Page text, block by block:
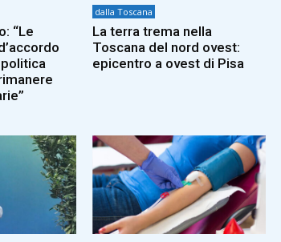
“Le
dalla Toscana
La terra trema nella
Toscana del nord ovest:
epicentro a ovest di Pisa